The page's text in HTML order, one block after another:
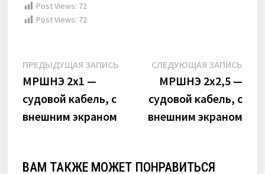
Post Views: 72
Post Views: 72
Навигация
по
записям
ПРЕДЫДУЩАЯ ЗАПИСЬ Предыдущая
МРШНЭ 2х1 —
судовой кабель, с
внешним экраном
СЛЕДУЮЩАЯ ЗАПИСЬ
МРШНЭ 2х2,5 —
судовой кабель, с
внешним экраном
ВАМ ТАКЖЕ МОЖЕТ ПОНРАВИТЬСЯ